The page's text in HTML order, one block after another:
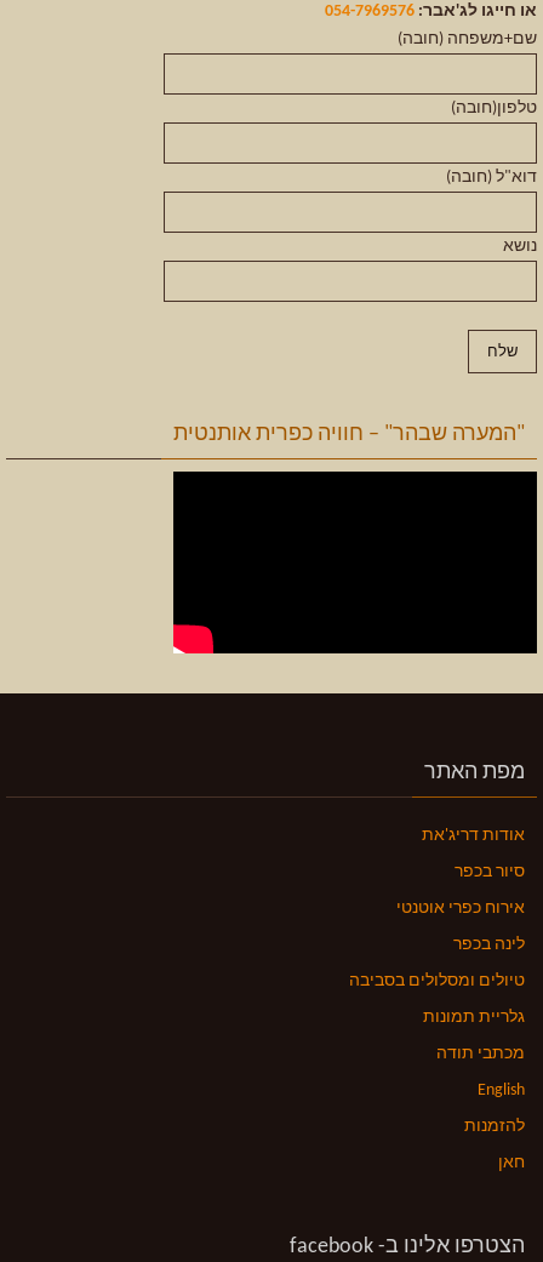
או חייגו לג'אבר: 054-7969576
שם+משפחה (חובה)
טלפון(חובה)
דוא"ל (חובה)
נושא
"המערה שבהר" – חוויה כפרית אותנטית
מפת האתר
אודות דריג'את
סיור בכפר
אירוח כפרי אוטנטי
לינה בכפר
טיולים ומסלולים בסביבה
גלריית תמונות
מכתבי תודה
English
להזמנות
חאן
הצטרפו אלינו ב- facebook